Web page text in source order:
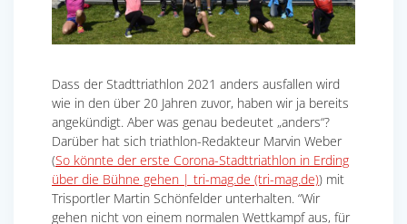
Dass der Stadttriathlon 2021 anders ausfallen wird
wie in den über 20 Jahren zuvor, haben wir ja bereits
angekündigt. Aber was genau bedeutet „anders“?
Darüber hat sich triathlon-Redakteur Marvin Weber
(So könnte der erste Corona-Stadttriathlon in Erding
über die Bühne gehen | tri-mag.de (tri-mag.de)) mit
Trisportler Martin Schönfelder unterhalten. “Wir
gehen nicht von einem normalen Wettkampf aus, für